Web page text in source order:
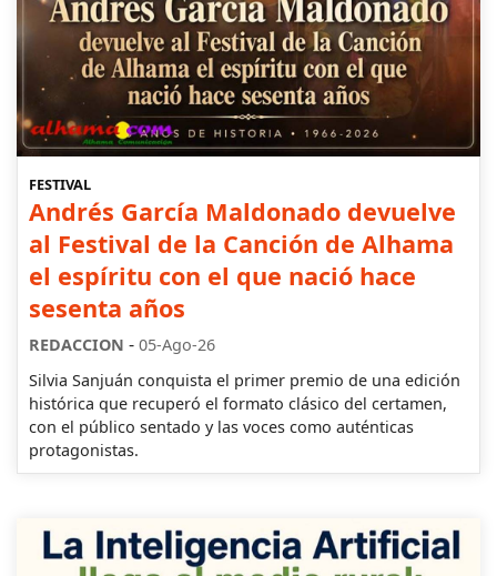
FESTIVAL
Andrés García Maldonado devuelve
al Festival de la Canción de Alhama
el espíritu con el que nació hace
sesenta años
REDACCION - 05-Ago-26
Silvia Sanjuán conquista el primer premio de una edición
histórica que recuperó el formato clásico del certamen,
con el público sentado y las voces como auténticas
protagonistas.